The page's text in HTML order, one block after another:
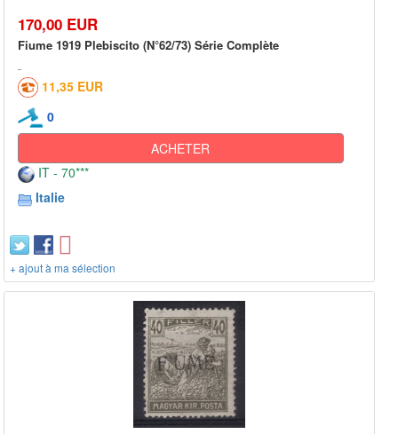
170,00 EUR
Fiume 1919 Plebiscito (N°62/73) Série Complète
11,35 EUR
0
ACHETER
IT - 70***
Italie
+ ajout à ma sélection